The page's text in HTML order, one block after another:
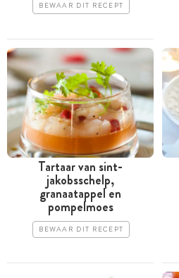
BEWAAR DIT RECEPT
Tartaar van sint-
jakobsschelp,
granaatappel en
pompelmoes
BEWAAR DIT RECEPT